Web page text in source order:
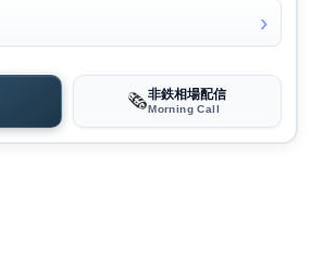
🗞️非鉄相場配信
Morning Call